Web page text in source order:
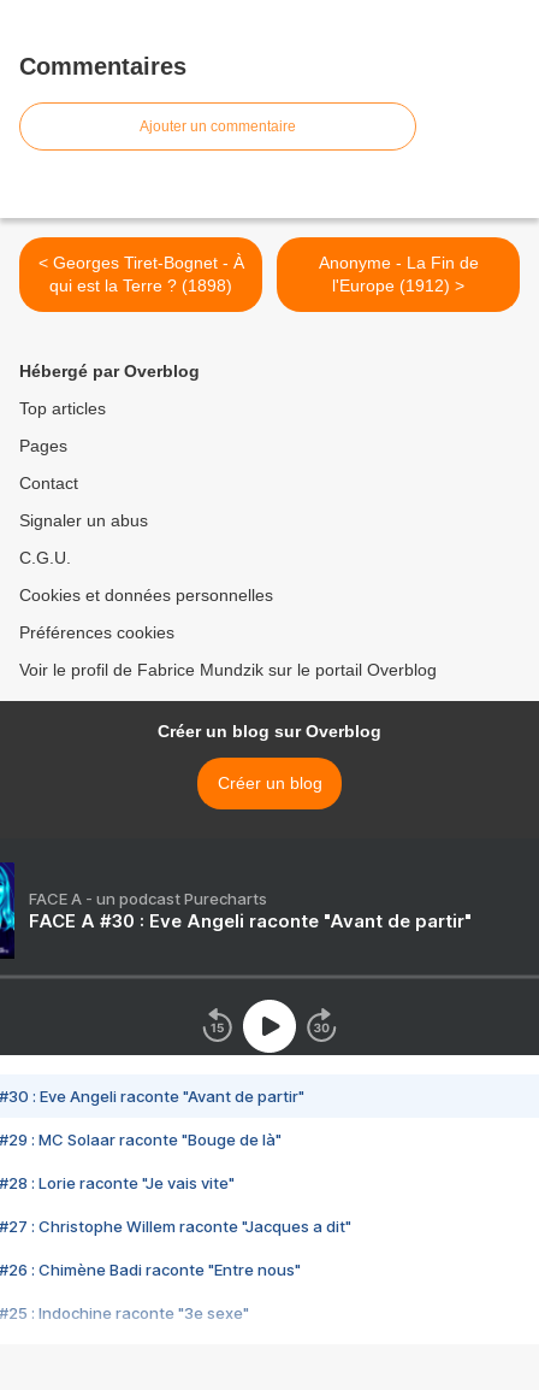
Commentaires
Ajouter un commentaire
< Georges Tiret-Bognet - À
qui est la Terre ? (1898)
Anonyme - La Fin de
l'Europe (1912) >
Hébergé par Overblog
Top articles
Pages
Contact
Signaler un abus
C.G.U.
Cookies et données personnelles
Préférences cookies
Voir le profil de Fabrice Mundzik sur le portail Overblog
Créer un blog sur Overblog
Créer un blog
FACE A - un podcast Purecharts
FACE A #30 : Eve Angeli raconte "Avant de partir"
#30 : Eve Angeli raconte "Avant de partir"
#29 : MC Solaar raconte "Bouge de là"
#28 : Lorie raconte "Je vais vite"
#27 : Christophe Willem raconte "Jacques a dit"
#26 : Chimène Badi raconte "Entre nous"
#25 : Indochine raconte "3e sexe"